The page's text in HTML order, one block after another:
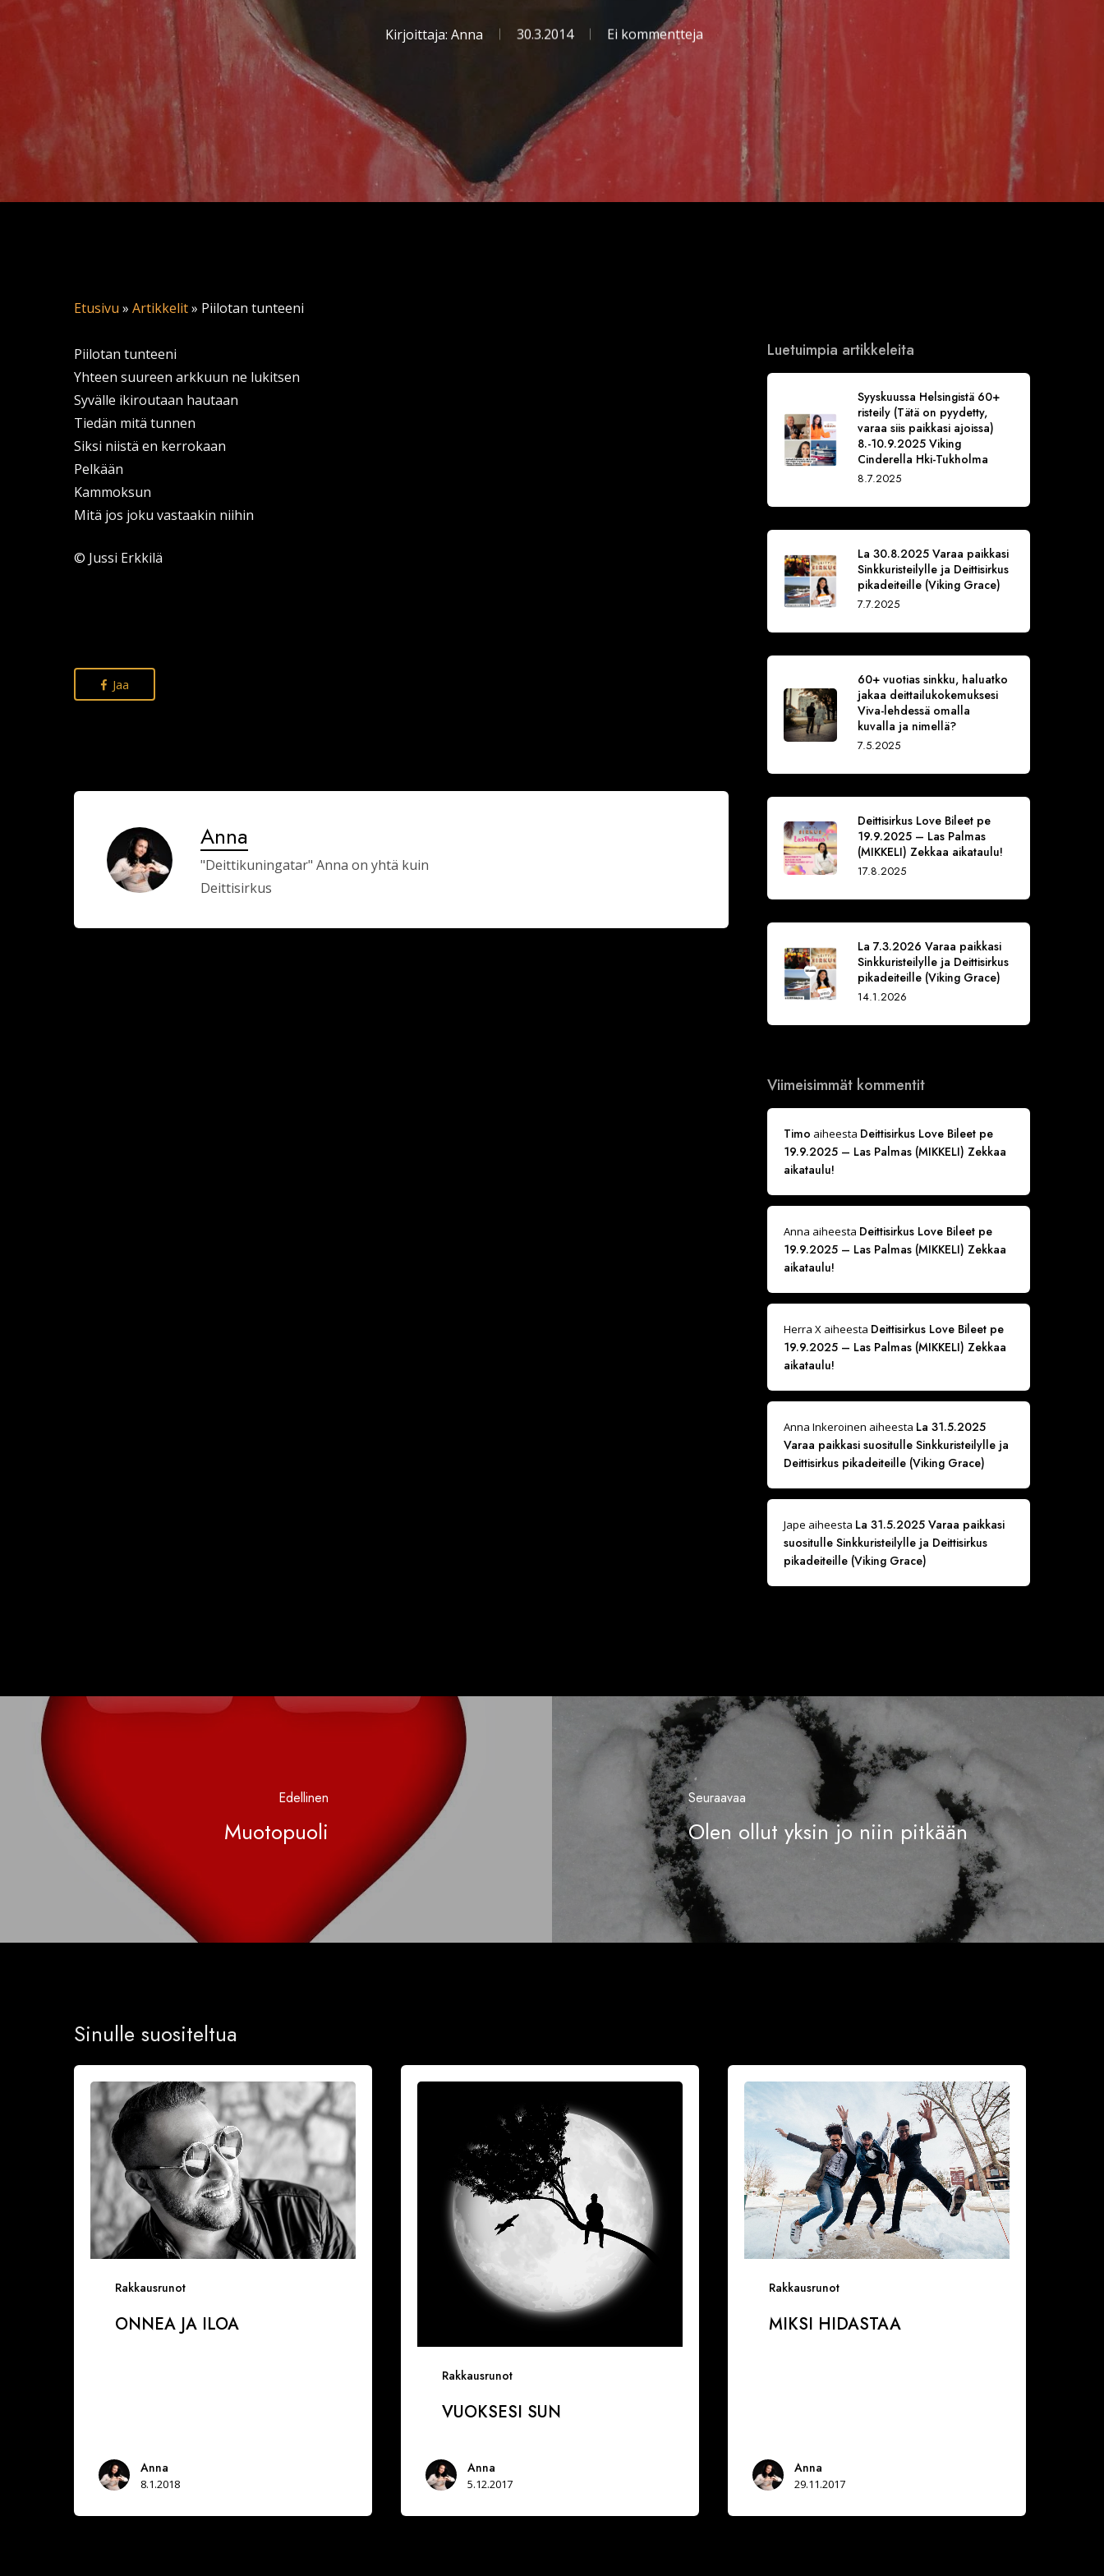
Kirjoittaja: Anna 30.3.2014 Ei kommentteja
Etusivu » Artikkelit» Piilotan tunteeni
Piilotan tunteeni
Yhteen suureen arkkuun ne lukitsen
Syvälle ikiroutaan hautaan
Tiedän mitä tunnen
Siksi niistä en kerrokaan
Pelkään
Kammoksun
Mitä jos joku vastaakin niihin
© Jussi Erkkilä
Jaa
Anna
"Deittikuningatar" Anna on yhtä kuin
Deittisirkus
Luetuimpia artikkeleita
Syyskuussa Helsingistä 60+
risteily (Tätä on pyydetty,
varaa siis paikkasi ajoissa)
8.-10.9.2025 Viking
Cinderella Hki-Tukholma
8.7.2025
La 30.8.2025 Varaa paikkasi
Sinkkuristeilylle ja Deittisirkus
pikadeiteille (Viking Grace)
7.7.2025
60+ vuotias sinkku, haluatko
jakaa deittailukokemuksesi
Viva-lehdessä omalla
kuvalla ja nimellä?
7.5.2025
Deittisirkus Love Bileet pe
19.9.2025 – Las Palmas
(MIKKELI) Zekkaa aikataulu!
17.8.2025
La 7.3.2026 Varaa paikkasi
Sinkkuristeilylle ja Deittisirkus
pikadeiteille (Viking Grace)
14.1.2026
Viimeisimmät kommentit
Timo aiheesta Deittisirkus Love Bileet pe
19.9.2025 – Las Palmas (MIKKELI) Zekkaa
aikataulu!
Anna aiheesta Deittisirkus Love Bileet pe
19.9.2025 – Las Palmas (MIKKELI) Zekkaa
aikataulu!
Herra Xaiheesta Deittisirkus Love Bileet pe
19.9.2025 – Las Palmas (MIKKELI) Zekkaa
aikataulu!
Anna Inkeroinen aiheesta La 31.5.2025
Varaa paikkasi suositulle Sinkkuristeilylle ja
Deittisirkus pikadeiteille (Viking Grace)
Jape aiheesta La 31.5.2025 Varaa paikkasi
suositulle Sinkkuristeilylle ja Deittisirkus
pikadeiteille (Viking Grace)
Edellinen
Muotopuoli
Seuraavaa
Olen ollut yksin jo niin pitkään
Sinulle suositeltua
Rakkausrunot
iloa
ONNEA JA ILOA
Anna
8.1.2018
Rakkausrunot
VUOKSESI SUN
Anna
5.12.2017
Rakkausrunot
hidastaa
MIKSI HIDASTAA
Anna
29.11.2017